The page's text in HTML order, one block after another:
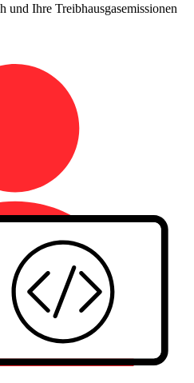
und Ihre Treibhausgasemissionen